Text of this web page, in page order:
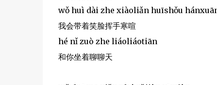
wǒ huì dài zhe xiàoliǎn huīshǒu
我会带着笑脸挥手寒喧
hé nǐ zuò zhe liáoliáotiān
和你坐着聊聊天